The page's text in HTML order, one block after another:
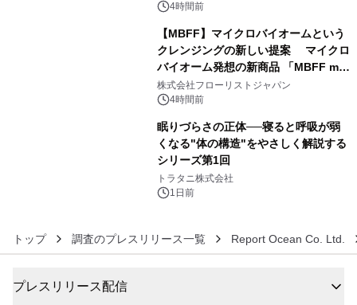
4時間前
【MBFF】マイクロバイオームという
クレンジングの新しい提案 マイクロ
バイオーム発想の新商品 「MBFF mb
クレンジングPRO」を2026年8月6日
発売
株式会社フローリストジャパン
4時間前
眠りづらさの正体──寝ると呼吸が弱
くなる"体の構造"をやさしく解説する
シリーズ第1回
トラタニ株式会社
1日前
トップ 調査のプレスリリース一覧 Report Ocean Co. Ltd.
プレスリリース配信